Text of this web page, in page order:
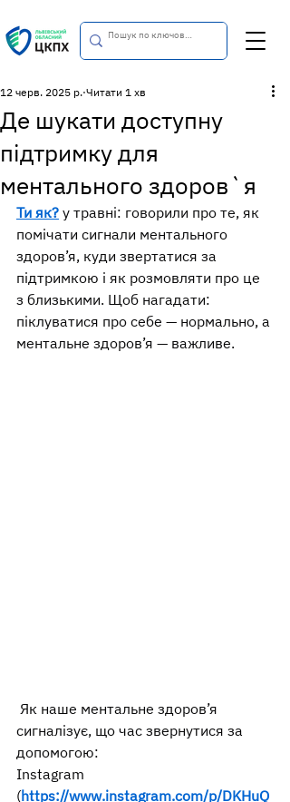
Де шукати доступну
підтримку для
ментального здоров`я
12 черв. 2025 р. Читати 1 хв
Ти як? у травні: говорили про те, як
помічати сигнали ментального
здоров’я, куди звертатися за
підтримкою і як розмовляти про це
з близькими. Щоб нагадати:
піклуватися про себе — нормально, а
ментальне здоров’я — важливе.
Як наше ментальне здоров’я
сигналізує, що час звернутися за
допомогою:
Instagram
(https://www.instagram.com/p/DKHuQ